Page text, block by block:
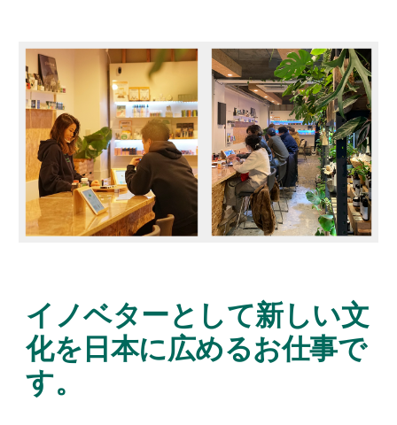
イノベターとして新しい文
化を日本に広めるお仕事で
す。